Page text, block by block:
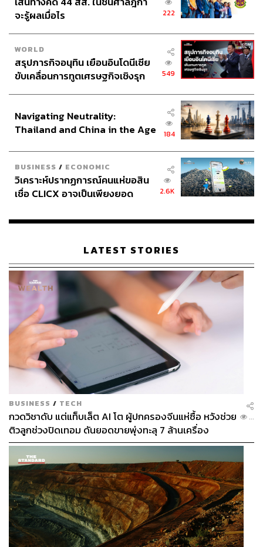
สามารถติดตาม THE STANDARD WEALTH
ผ่านแอปพลิเคชันต่างๆ ที่คุณสะดวกหรือใช้งานอยู่แล้วได้เลย
กระทรวงพาณิชย์
กรมพัฒนาธุรกิจการค้า
South China Morning Post
Nikkei Asia
พูนพงษ์ นัยนาภากรณ์
กลุ่มทุนจีน
ABOUT THE AUTHOR
THE STANDARD WEALTH
สำนักข่าวเศรษฐกิจ ธุรกิจ และการลงทุน โดย
ทีมข่าว THE STANDARD
จะรู้ผลเมื่อไร
222
WORLD
สรุปภารกิจอนุทิน เยือนอินโดนีเซีย
ขับเคลื่อนการทูตเศรษฐกิจเชิงรุก
549
Navigating Neutrality:
Thailand and China in the Age
184
BUSINESS / ECONOMIC
วิเคราะห์ปรากฏการณ์คนแห่ขอสิน
เชื่อ CLICX อาจเป็นเพียงยอด
เรือนไทยที่ถูกซุกไว้
2.6K
LATEST STORIES
BUSINESS / TECH
กวดวิชาดับ แต่แท็บเล็ต AI โต ผู้ปกครองจีนแห่ซื้อ หวังช่วย
ติวลูกช่วงปิดเทอม ดันยอดขายพุ่งทะลุ 7 ล้านเครื่อง
...